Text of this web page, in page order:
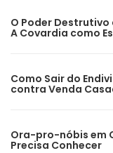
O Poder
A Covardia como
Como Sair do
contra Venda
Ora-pro-nóbis em
Precisa Conhecer